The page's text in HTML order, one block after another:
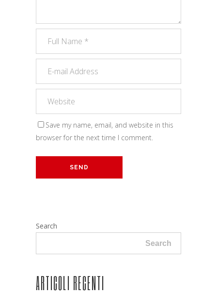
Save my name, email, and website in this
browser for the next time I comment.
Search
Search
ARTICOLI RECENTI